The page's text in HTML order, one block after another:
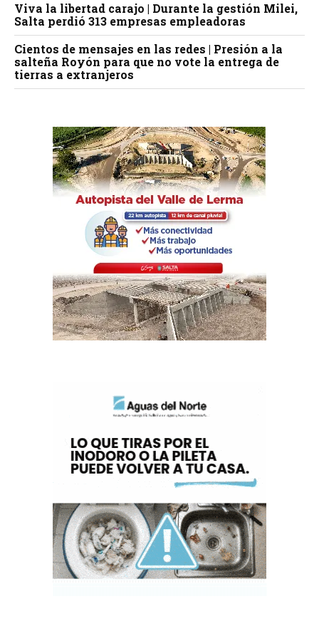
Viva la libertad carajo | Durante la gestión Milei,
Salta perdió 313 empresas empleadoras
Cientos de mensajes en las redes | Presión a la
salteña Royón para que no vote la entrega de
tierras a extranjeros